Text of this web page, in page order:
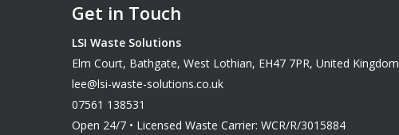
Get in Touch
LSI Waste Solutions
Elm Court, Bathgate, West Lothian, EH47 7PR, United Kingdom
lee@lsi-waste-solutions.co.uk
07561 138531
Open 24/7 • Licensed Waste Carrier: WCR/R/3015884